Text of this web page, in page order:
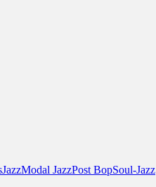
JazzModal JazzPost BopSoul-Jazz